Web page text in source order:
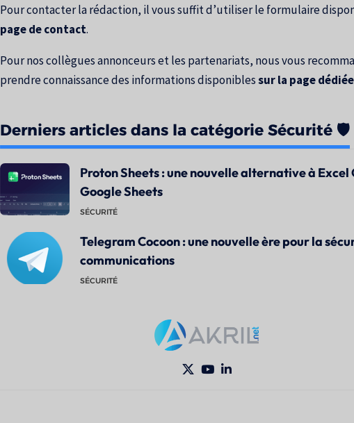
Pour contacter la rédaction, il vous suffit d’utiliser le formulaire
page de contact.
Pour nos collègues annonceurs et les partenariats, nous vous
prendre connaissance des informations disponiblessur la page dédiée
Derniers articles dans la catégorie Sécurité 🛡️
Proton Sheets : une nouvelle alternative à Excel
Google Sheets
SÉCURITÉ
Telegram Cocoon : une nouvelle ère pour la
communications
SÉCURITÉ